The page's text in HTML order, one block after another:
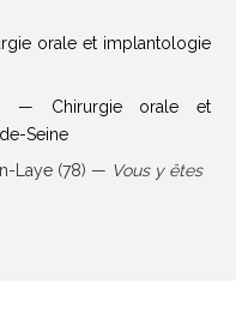
orale et implantologie
— Chirurgie orale et
Seine
Laye (78) — Vous y êtes